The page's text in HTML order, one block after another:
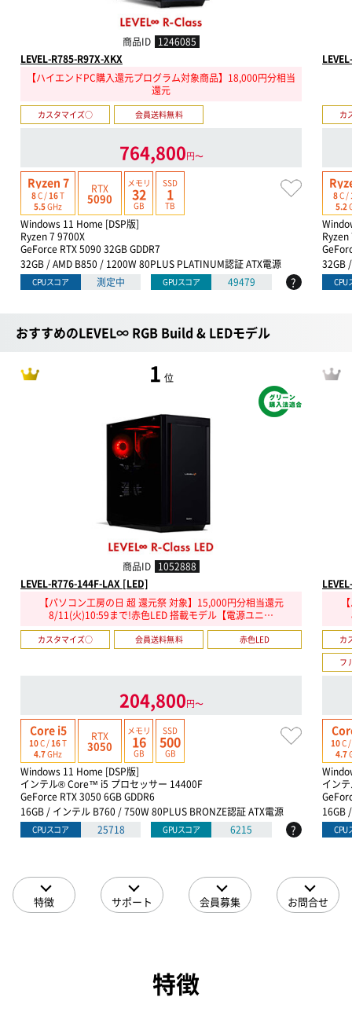
商品ID 1246085
LEVEL-R785-R97X-XKX
【ハイエンドPC購入還元プログラム対象商品】18,000円分相当
還元
カスタマイズ○ 会員送料無料
764,800円〜
Ryzen 7
8C / 16T
5.5GHz
RTX
5090
メモリ
32
GB
SSD
1
TB
Windows 11 Home [DSP版]
Ryzen 7 9700X
GeForce RTX 5090 32GB GDDR7
32GB / AMD B850 / 1200W 80PLUS PLATINUM認証 ATX電源
CPUスコア 測定中 GPUスコア 49479 ?
カ
8C /
5.2
Ryzen
32GB
CPU
おすすめのLEVEL∞ RGB Build & LEDモデル
1 位
商品ID 1052888
LEVEL-R776-144F-LAX [LED]
【パソコン工房の日 超 還元祭 対象】15,000円分相当還元
8/11(火)10:59まで!赤色LED 搭載モデル【電源ユニ…
カスタマイズ○ 会員送料無料 赤色LED
204,800円〜
Core i5
10C / 16T
4.7GHz
RTX
3050
メモリ
16
GB
SSD
500
GB
Windows 11 Home [DSP版]
インテル® Core™ i5 プロセッサー 14400F
GeForce RTX 3050 6GB GDDR6
16GB / インテル B760 / 750W 80PLUS BRONZE認証 ATX電源
CPUスコア 25718 GPUスコア 6215 ?
カ
フ
10C /
4.7
イン
16GB
CPU
特徴 サポート 会員募集 お問合せ
特徴